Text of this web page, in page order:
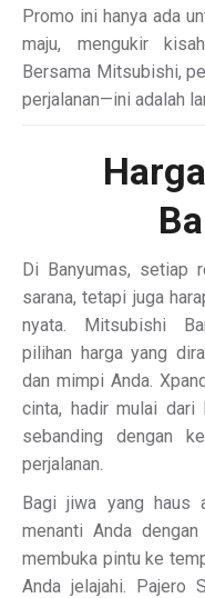
Promo ini hanya ada
maju, mengukir
Bersama Mitsubishi,
perjalanan—ini adalah
Di Banyumas, setiap
sarana, tetapi juga
nyata. Mitsubishi
pilihan harga yang
dan mimpi Anda.
cinta, hadir mulai dari
sebanding dengan
perjalanan.
Bagi jiwa yang haus
menanti Anda
membuka pintu ke
Anda jelajahi. Pajero